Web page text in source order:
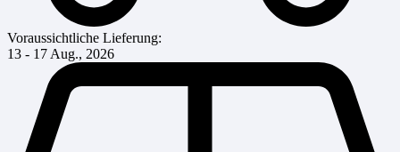
Voraussichtliche Lieferung:
13 - 17 Aug., 2026